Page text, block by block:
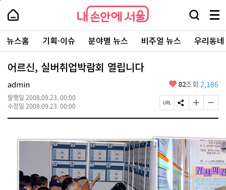
본
로
가
내
손
안
에
서
울
-
서
울
시
대
표
소
내
손
에
울
검
창
열
기
메
뉴
전
체
보
주
요
서
뉴스홈 기획·이슈 분야별 뉴스 비주얼 뉴스 우리동
어르신, 실버취업박람회 열립니다
admin
발행일 2008.09.23. 00:00
수정일 2008.09.23. 00:00
좋
요
82조회 2,186
페
이
R
L
복
사
S
N
유
하
기
글
자
크
게
변
경
하
기
글
자
작
게
변
경
하
기
페
상
단
로